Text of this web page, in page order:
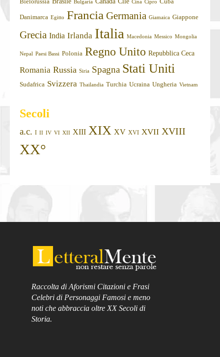
Bielorussia Bulgaria Cina Cipro Cuba
Danimarca Egitto Francia Germania Giamaica Giappone
Grecia India Irlanda Italia Macedonia Messico Mongolia
Nepal Paesi Bassi Polonia Regno Unito Repubblica Ceca
Romania Russia Siria Spagna Stati Uniti
Sudafrica Svizzera Thailandia Turchia Ucraina Ungheria Vietnam
Secoli
a.c. I II IV VI XII XIII XIX XV XVI XVII XVIII
XX°
Raccolta di Aforismi Citazioni e Frasi
Celebri di Personaggi Famosi e meno
noti che abbraccia oltre XX Secoli di
Storia.